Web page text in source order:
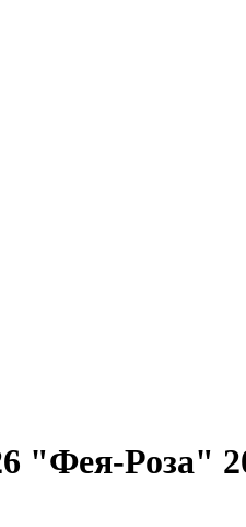
"Фея-Роза"